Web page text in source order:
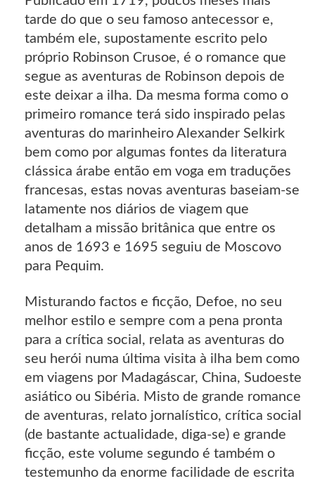
tarde do que o seu famoso antecessor e,
também ele, supostamente escrito pelo
próprio Robinson Crusoe, é o romance que
segue as aventuras de Robinson depois de
este deixar a ilha. Da mesma forma como o
primeiro romance terá sido inspirado pelas
aventuras do marinheiro Alexander Selkirk
bem como por algumas fontes da literatura
clássica árabe então em voga em traduções
francesas, estas novas aventuras baseiam-se
latamente nos diários de viagem que
detalham a missão britânica que entre os
anos de 1693 e 1695 seguiu de Moscovo
para Pequim.
Misturando factos e ficção, Defoe, no seu
melhor estilo e sempre com a pena pronta
para a crítica social, relata as aventuras do
seu herói numa última visita à ilha bem como
em viagens por Madagáscar, China, Sudoeste
asiático ou Sibéria. Misto de grande romance
de aventuras, relato jornalístico, crítica social
(de bastante actualidade, diga-se) e grande
ficção, este volume segundo é também o
testemunho da enorme facilidade de escrita